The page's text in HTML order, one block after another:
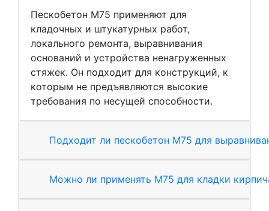
Пескобетон М75 применяют для
кладочных и штукатурных работ,
локального ремонта, выравнивания
оснований и устройства ненагруженных
стяжек. Он подходит для конструкций, к
которым не предъявляются высокие
требования по несущей способности.
Подходит ли пескобетон М75 для
Можно ли применять М75 для кладки